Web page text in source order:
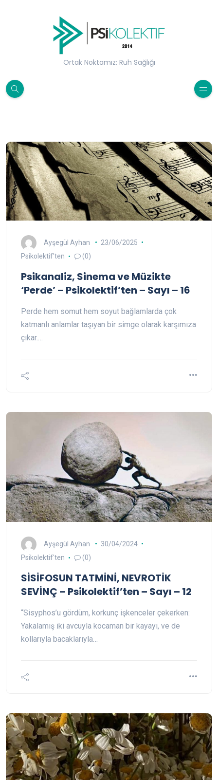
Ortak Noktamız: Ruh Sağlığı
Ayşegül Ayhan
23/06/2025
Psikolektif'ten
(0)
Psikanaliz, Sinema ve Müzikte
‘Perde’ – Psikolektif’ten – Sayı – 16
Perde hem somut hem soyut bağlamlarda çok
katmanlı anlamlar taşıyan bir simge olarak karşımıza
çıkar.…
Ayşegül Ayhan
30/04/2024
Psikolektif'ten
(0)
SİSİFOSUN TATMİNİ, NEVROTİK
SEVİNÇ – Psikolektif’ten – Sayı – 12
“Sisyphos’u gördüm, korkunç işkenceler çekerken:
Yakalamış iki avcuyla kocaman bir kayayı, ve de
kollarıyla bacaklarıyla…